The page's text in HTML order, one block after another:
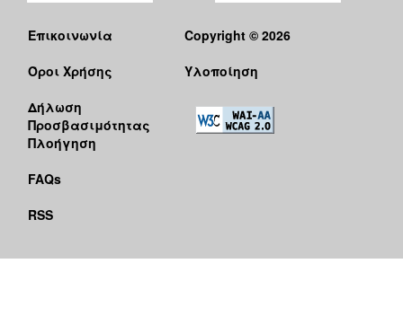
Επικοινωνία
Όροι Χρήσης
Δήλωση
Προσβασιμότητας
Πλοήγηση
FAQs
RSS
Copyright © 2026
Υλοποίηση